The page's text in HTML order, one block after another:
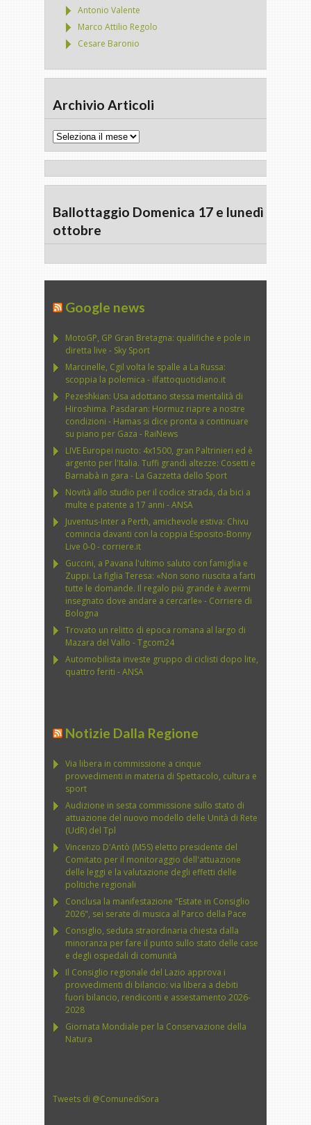
Antonio Valente
Marco Attilio Regolo
Cesare Baronio
Archivio Articoli
Archivio
Ballottaggio Domenica 17 e lunedì 18
ottobre
Google news
MotoGP, GP Gran Bretagna: qualifiche e pole in
diretta live - Sky Sport
Marcinelle, Cgil volta le spalle a La Russa:
scoppia la polemica - ilfattoquotidiano.it
Pezeshkian: Usa adottano stessa mentalità di
Hiroshima. Pasdaran: Hormuz riapre a nostre
condizioni - Hamas si dice pronta a continuare
su piano per Gaza - RaiNews
LIVE Europei nuoto: 4x1500, gran Paltrinieri ed è
argento per l'Italia. Tuffi grandi altezze: Cosetti e
Barnabà in gara - La Gazzetta dello Sport
Novità allo studio per il codice strada, da bici a
multe e patente a 17 anni - ANSA
Juventus-Inter a Perth, amichevole estiva: Chivu
comincia davanti con la coppia Esposito-Bonny
Live 0-0 - corriere.it
Guccini, a Pavana l'ultimo saluto con famiglia e
Zuppi. La figlia Teresa: «Non sono riuscita a farti
tutte le domande. Il regalo più grande è avermi
insegnato dove andare a cercarle» - Corriere di
Bologna
Trovato un relitto di epoca romana al largo di
Mazara del Vallo - Tgcom24
Automobilista investe gruppo di ciclisti dopo lite,
quattro feriti - ANSA
Notizie Dalla Regione
Via libera in commissione a cinque
provvedimenti in materia di Spettacolo, cultura e
sport
Audizione in sesta commissione sullo stato di
attuazione del nuovo modello delle Unità di Rete
(UdR) del Tpl
Vincenzo D'Antò (M5S) eletto presidente del
Comitato per il monitoraggio dell'attuazione
delle leggi e la valutazione degli effetti delle
politiche regionali
Conclusa la manifestazione "Estate in Consiglio
2026", sei serate di musica al Parco della Pace
Consiglio, seduta straordinaria chiesta dalla
minoranza per fare il punto sullo stato delle case
e degli ospedali di comunità
Il Consiglio regionale del Lazio approva i
provvedimenti di bilancio: via libera a debiti
fuori bilancio, rendiconti e assestamento 2026-
2028
Giornata Mondiale per la Conservazione della
Natura
Tweets di @ComunediSora